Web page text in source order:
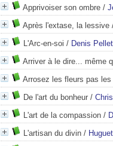
Apprivoiser son ombre /
Après l'extase, la lessive
L'Arc-en-soi / Denis
Arriver à le dire... même
Arrosez les fleurs pas
De l'art du bonheur /
L'art de la compassion /
L'artisan du divin /